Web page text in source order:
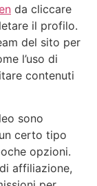
da cliccare
il profilo.
del sito per
l’uso di
contenuti
sono
certo tipo
opzioni.
affiliazione,